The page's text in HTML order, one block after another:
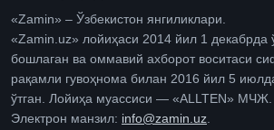
«Zamin» – Ўзбекистон янгиликлари.
«Zamin.uz» лойиҳаси 2014 йил 1 декабрда
бошлаган ва оммавий ахборот воситаси
рақамли гувоҳнома билан 2016 йил 5
ўтган. Лойиҳа муассиси — «ALLTEN» МЧЖ.
Электрон манзил: info@zamin.uz